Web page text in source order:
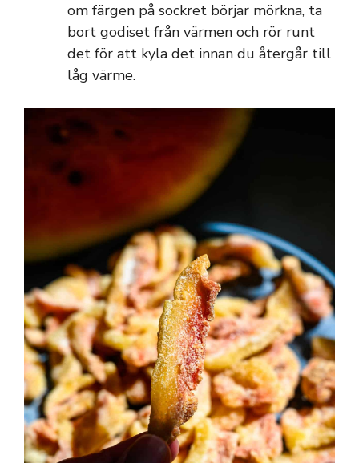
om färgen på sockret börjar mörkna, ta
bort godiset från värmen och rör runt
det för att kyla det innan du återgår till
låg värme.